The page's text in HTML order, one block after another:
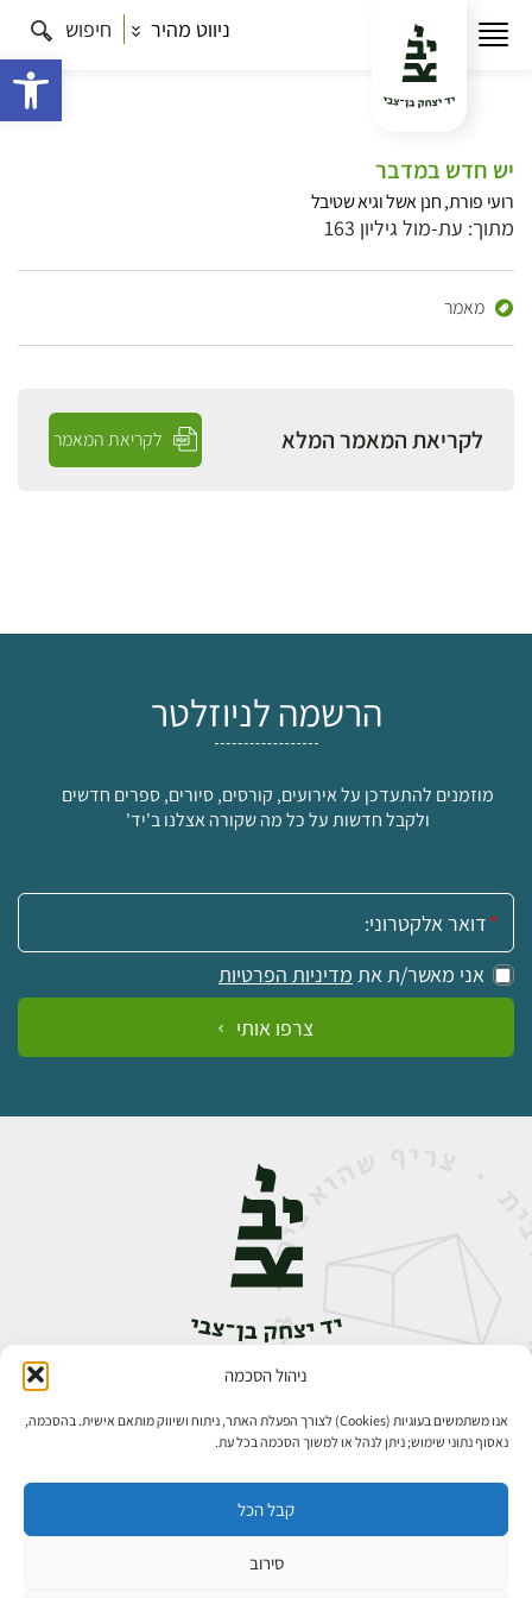
ניהול הסכמה
אנו משתמשים בעוגיות (Cookies) לצורך הפעלת האתר, ניתוח ושיווק מותאם אישית. בהסכמה,
נאסוף נתוני שימוש; ניתן לנהל או למשוך הסכמה בכל עת.
קבל הכל
סירוב
ניווט מהיר חיפוש
יש חדש במדבר
רועי פורת, חנן אשל וגיא שטיבל
מתוך: עת-מול גיליון 163
מאמר
לקריאת המאמר המלא לקריאת המאמר
הרשמה לניוזלטר
מוזמנים להתעדכן על אירועים, קורסים, סיורים, ספרים חדשים
ולקבל חדשות על כל מה שקורה אצלנו ב'יד'
אימייל:
אני מאשר/ת את מדיניות הפרטיות
צרפו אותי
אבן גבירול 14, רחביה, ירושלים